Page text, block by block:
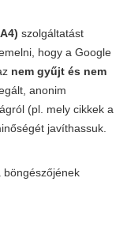
szolgáltatást
hogy a Google
nem gyűjt és nem
anonim
(pl. mely cikkek a
javíthassuk.
böngészőjének